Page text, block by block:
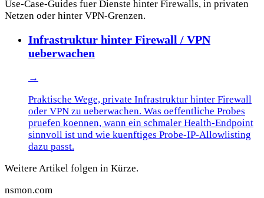
Use-Case-Guides fuer Dienste hinter Firewalls, in privaten
Netzen oder hinter VPN-Grenzen.
Infrastruktur hinter Firewall / VPN
ueberwachen
→
Praktische Wege, private Infrastruktur hinter Firewall
oder VPN zu ueberwachen. Was oeffentliche Probes
pruefen koennen, wann ein schmaler Health-Endpoint
sinnvoll ist und wie kuenftiges Probe-IP-Allowlisting
dazu passt.
Weitere Artikel folgen in Kürze.
nsmon.com